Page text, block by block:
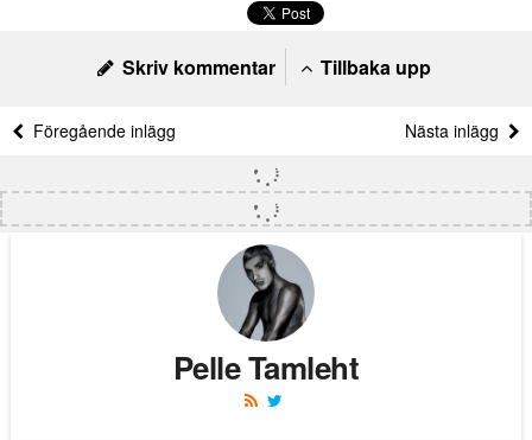
Skriv kommentar Tillbaka upp
Föregående inlägg Nästa inlägg
Pelle Tamleht